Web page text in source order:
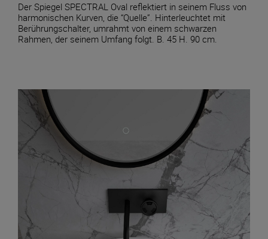
Der Spiegel SPECTRAL Oval reflektiert in seinem Fluss von
harmonischen Kurven, die “Quelle”. Hinterleuchtet mit
Berührungschalter, umrahmt von einem schwarzen
Rahmen, der seinem Umfang folgt. B. 45 H. 90 cm.